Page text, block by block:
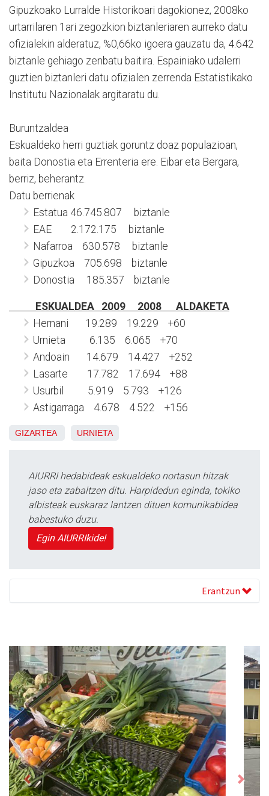
Gipuzkoako Lurralde Historikoari dagokionez, 2008ko
urtarrilaren 1ari zegozkion biztanleriaren aurreko datu
ofizialekin alderatuz, %0,66ko igoera gauzatu da, 4.642
biztanle gehiago zenbatu baitira. Espainiako udalerri
guztien biztanleri datu ofizialen zerrenda Estatistikako
Institutu Nazionalak argitaratu du.
Buruntzaldea
Eskualdeko herri guztiak goruntz doaz populazioan,
baita Donostia eta Errenteria ere. Eibar eta Bergara,
berriz, beherantz.
Datu berrienak
Estatua 46.745.807 biztanle
EAE 2.172.175 biztanle
Nafarroa 630.578 biztanle
Gipuzkoa 705.698 biztanle
Donostia 185.357 biztanle
ESKUALDEA 2009 2008 ALDAKETA
Hernani 19.289 19.229 +60
Urnieta 6.135 6.065 +70
Andoain 14.679 14.427 +252
Lasarte 17.782 17.694 +88
Usurbil 5.919 5.793 +126
Astigarraga 4.678 4.522 +156
GIZARTEA URNIETA
AIURRI hedabideak eskualdeko nortasun hitzak
jaso eta zabaltzen ditu. Harpidedun eginda, tokiko
albisteak euskaraz lantzen dituen komunikabidea
babestuko duzu.
Egin AIURRIkide!
Erantzun
Previous Next